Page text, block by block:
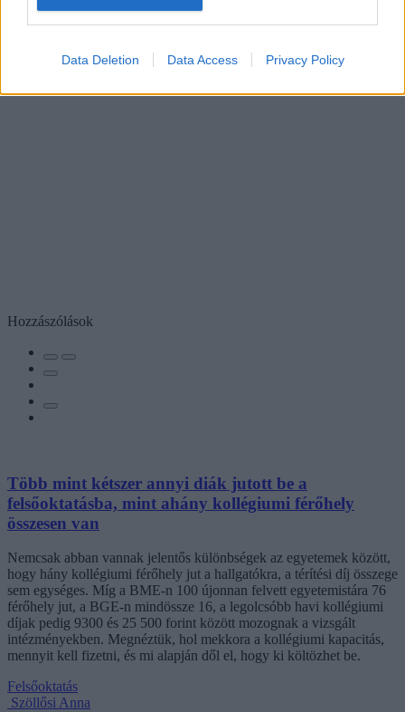
Data Deletion Data Access Privacy Policy
Hozzászólások
Több mint kétszer annyi diák jutott be a
felsőoktatásba, mint ahány kollégiumi férőhely
összesen van
Nemcsak abban vannak jelentős különbségek az egyetemek között,
hogy hány kollégiumi férőhely jut a hallgatókra, a térítési díj összege
sem egységes. Míg a BME-n 100 újonnan felvett egyetemistára 76
férőhely jut, a BGE-n mindössze 16, a legolcsóbb havi kollégiumi
díjak pedig 9300 és 25 500 forint között mozognak a vizsgált
intézményekben. Megnéztük, hol mekkora a kollégiumi kapacitás,
mennyit kell fizetni, és mi alapján dől el, hogy ki költözhet be.
Felsőoktatás
Szöllősi Anna